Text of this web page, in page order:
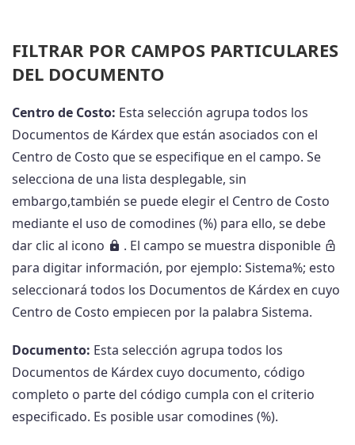
FILTRAR POR CAMPOS PARTICULARES
DEL DOCUMENTO
Centro de Costo: Esta selección agrupa todos los
Documentos de Kárdex que están asociados con el
Centro de Costo que se especifique en el campo. Se
selecciona de una lista desplegable, sin
embargo,también se puede elegir el Centro de Costo
mediante el uso de comodines (%) para ello, se debe
dar clic al icono
. El campo se muestra disponible
para digitar información, por ejemplo: Sistema%; esto
seleccionará todos los Documentos de Kárdex en cuyo
Centro de Costo empiecen por la palabra Sistema.
Documento: Esta selección agrupa todos los
Documentos de Kárdex cuyo documento, código
completo o parte del código cumpla con el criterio
especificado. Es posible usar comodines (%).